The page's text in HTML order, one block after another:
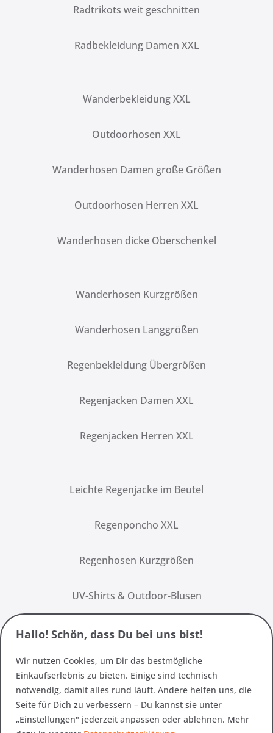
Radtrikots weit geschnitten
Radbekleidung Damen XXL
Wanderbekleidung XXL
Outdoorhosen XXL
Wanderhosen Damen große Größen
Outdoorhosen Herren XXL
Wanderhosen dicke Oberschenkel
Wanderhosen Kurzgrößen
Wanderhosen Langgrößen
Regenbekleidung Übergrößen
Regenjacken Damen XXL
Regenjacken Herren XXL
Leichte Regenjacke im Beutel
Regenponcho XXL
Regenhosen Kurzgrößen
UV-Shirts & Outdoor-Blusen
Hallo! Schön, dass Du bei uns bist!
Wir nutzen Cookies, um Dir das bestmögliche
Einkaufserlebnis zu bieten. Einige sind technisch
notwendig, damit alles rund läuft. Andere helfen uns, die
Seite für Dich zu verbessern – Du kannst sie unter
„Einstellungen" jederzeit anpassen oder ablehnen. Mehr